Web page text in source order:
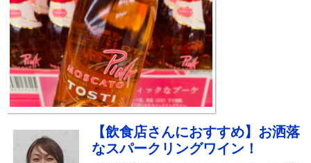
【飲食店さんにおすすめ】お洒落
なスパークリングワイン！